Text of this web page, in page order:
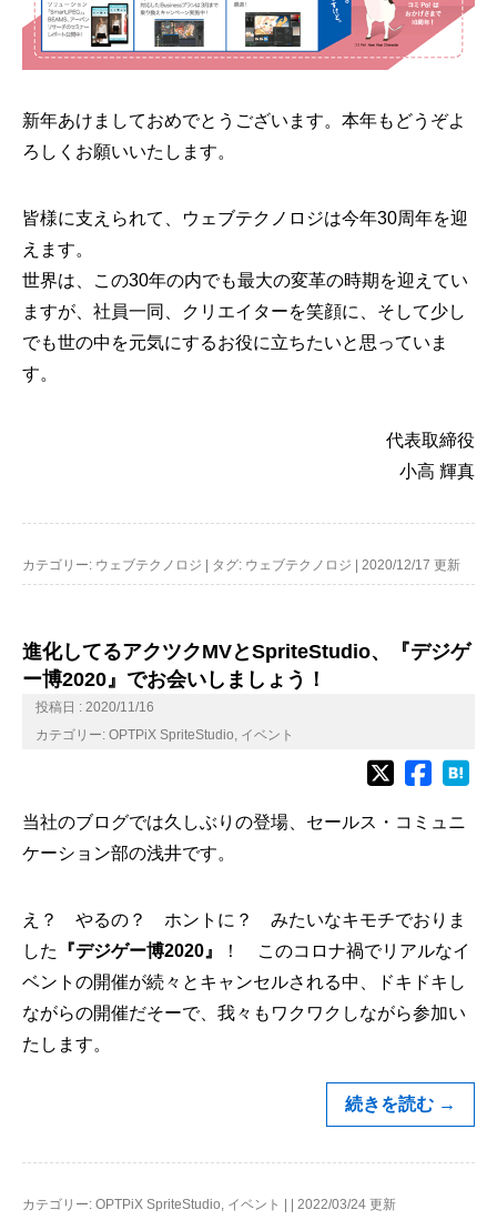
新年あけましておめでとうございます。本年もどうぞよ
ろしくお願いいたします。
皆様に支えられて、ウェブテクノロジは今年30周年を迎
えます。
世界は、この30年の内でも最大の変革の時期を迎えてい
ますが、社員一同、クリエイターを笑顔に、そして少し
でも世の中を元気にするお役に立ちたいと思っていま
す。
代表取締役
小高 輝真
カテゴリー: ウェブテクノロジ タグ: ウェブテクノロジ 2020/12/17 更新
進化してるアクツクMVとSpriteStudio、『デジゲ
ー博2020』でお会いしましょう！
投稿日 : 2020/11/16
カテゴリー: OPTPiX SpriteStudio, イベント
当社のブログでは久しぶりの登場、セールス・コミュニ
ケーション部の浅井です。
え？ やるの？ ホントに？ みたいなキモチでおりま
した
『デジゲー博2020』
！ このコロナ禍でリアルなイ
ベントの開催が続々とキャンセルされる中、ドキドキし
ながらの開催だそーで、我々もワクワクしながら参加い
たします。
続きを読む →
カテゴリー: OPTPiX SpriteStudio, イベント 2022/03/24 更新